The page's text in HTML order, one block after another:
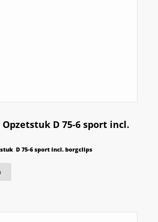
D 75-6 sport incl.
D 75-6 sport incl. borgclips